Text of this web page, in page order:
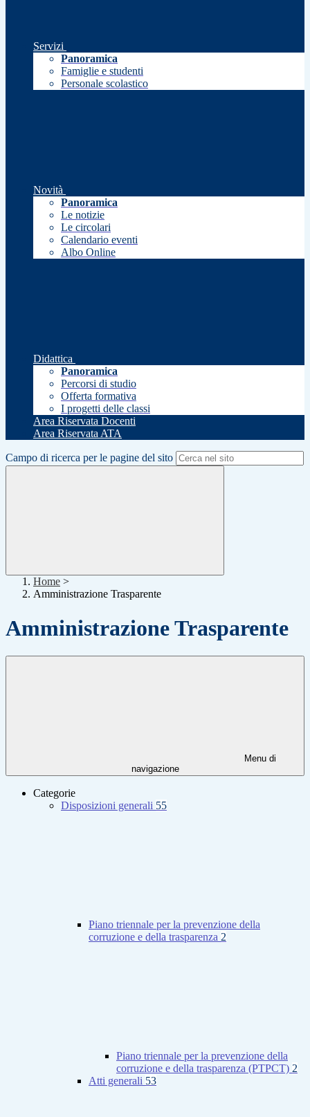
Servizi
Panoramica
Famiglie e studenti
Personale scolastico
Novità
Panoramica
Le notizie
Le circolari
Calendario eventi
Albo Online
Didattica
Panoramica
Percorsi di studio
Offerta formativa
I progetti delle classi
Area Riservata Docenti
Area Riservata ATA
Campo di ricerca per le pagine del sito
Home >
Amministrazione Trasparente
Amministrazione Trasparente
Menu di
navigazione
Categorie
Disposizioni generali 55
Piano triennale per la prevenzione della
corruzione e della trasparenza 2
Piano triennale per la prevenzione della
corruzione e della trasparenza (PTPCT) 2
Atti generali 53